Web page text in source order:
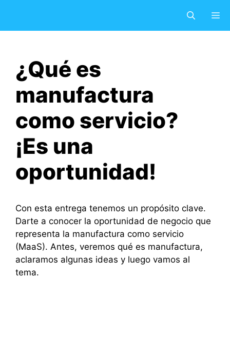
contenido
¿Qué es
manufactura
como servicio?
¡Es una
oportunidad!
Con esta entrega tenemos un propósito clave.
Darte a conocer la oportunidad de negocio que
representa la manufactura como servicio
(MaaS). Antes, veremos qué es manufactura,
aclaramos algunas ideas y luego vamos al
tema.